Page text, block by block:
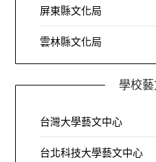
屏東縣文化局
雲林縣文化局
學校
台灣大學藝文中心
台北科技大學藝文中心